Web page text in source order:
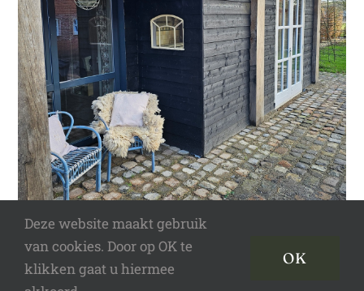
© Copyright 2018 -2026 | TUSSEN KOE & KROONLUCHTER
DIESSEN |Webdesign: Dasvanbas
Deze website maakt gebruik
van cookies. Door op OK te
klikken gaat u hiermee
OK